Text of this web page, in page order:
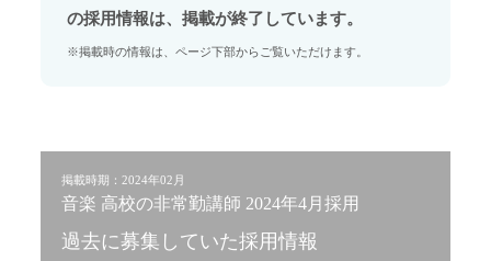
の採用情報は、掲載が終了しています。
※掲載時の情報は、ページ下部からご覧いただけます。
掲載時期：2024年02月
音楽 高校の非常勤講師 2024年4月採用
過去に募集していた採用情報